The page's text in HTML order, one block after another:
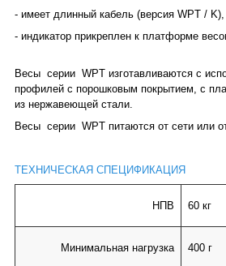
- имеет длинный кабель (версия WPT / K),
- индикатор прикреплен к платформе
Весы серии WPT изготавливаются с
профилей с порошковым покрытием, с
из нержавеющей стали.
Весы серии WPT питаются от сети или
ТЕХНИЧЕСКАЯ СПЕЦИФИКАЦИЯ
НПВ 60 кг
Минимальная нагрузка 400 г